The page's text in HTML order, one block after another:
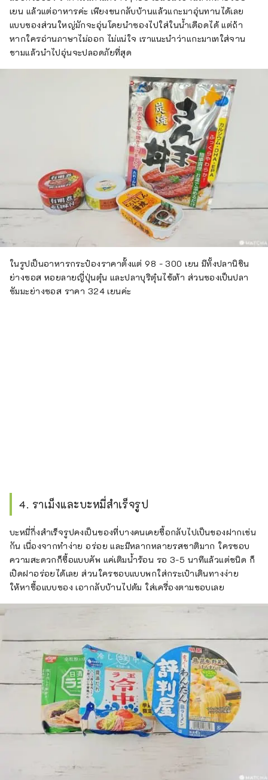
เยน แล้วแต่อาหารค่ะ เพียงขนกลับบ้านแล้วแกะมาอุ่นทานได้เลย
แบบซองส่วนใหญ่มักจะอุ่นโดยนำซองไปใส่ในน้ำเดือดได้ แต่ถ้า
หากใครอ่านภาษาไม่ออก ไม่แน่ใจ เราแนะนำว่าแกะมาเทใส่จาน
ชามแล้วนำไปอุ่นจะปลอดภัยที่สุด
ในรูปเป็นอาหารกระป๋องราคาตั้งแต่ 98 - 300 เยน มีทั้งปลานิชิน
ย่างซอส หอยลายญี่ปุ่นตุ๋น และปลาบุริตุ๋นไช้เท้า ส่วนซองเป็นปลา
ซัมมะย่างซอส ราคา 324 เยนค่ะ
4. ราเม็งและบะหมี่สำเร็จรูป
บะหมี่กึ่งสำเร็จรูปคงเป็นของที่บางคนเคยซื้อกลับไปเป็นของฝากเช่น
กัน เนื่องจากทำง่าย อร่อย และมีหลากหลายรสชาติมาก ใครชอบ
ความสะดวกก็ซื้อแบบคัพ แค่เติมน้ำร้อน รอ 3-5 นาทีแล้วแต่ชนิด ก็
เปิดฝาอร่อยได้เลย ส่วนใครชอบแบบพกใส่กระเป๋าเดินทางง่าย
ให้หาซื้อแบบซอง เอากลับบ้านไปต้ม ใส่เครื่องตามชอบเลย